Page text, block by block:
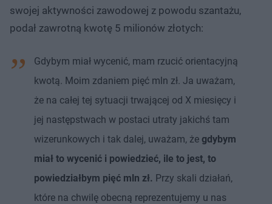
swojej aktywności zawodowej z powodu szantażu,
podał zawrotną kwotę 5 milionów złotych:
Gdybym miał wycenić, mam rzucić orientacyjną
kwotą. Moim zdaniem pięć mln zł. Ja uważam,
że na całej tej sytuacji trwającej od X miesięcy i
jej następstwach w postaci utraty jakichś tam
wizerunkowych i tak dalej, uważam, że gdybym
miał to wycenić i powiedzieć, ile to jest, to
powiedziałbym pięć mln zł. Przy skali działań,
które na chwilę obecną reprezentujemy u nas